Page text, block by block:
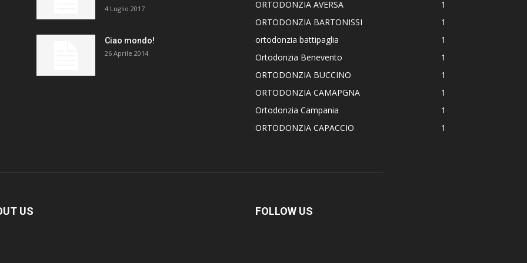
4 Luglio 2017
Ciao mondo!
26 Aprile 2014
ORTODONZIA AVERSA
1
ORTODONZIA BARTONISSI
1
ortodonzia battipaglia
1
Ortodonzia Benevento
1
ORTODONZIA BUCCINO
1
ORTODONZIA CAMAPGNA
1
Ortodonzia Campania
1
ORTODONZIA CAPACCIO
1
US FOLLOW US